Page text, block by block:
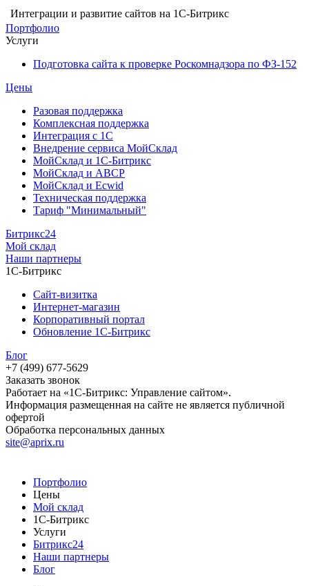
Интеграции и развитие сайтов на 1С-Битрикс
Портфолио
Услуги
Подготовка сайта к проверке Роскомнадзора по ФЗ-152
Цены
Разовая поддержка
Комплексная поддержка
Интеграция с 1С
Внедрение сервиса МойСклад
МойСклад и 1С-Битрикс
МойСклад и ABCP
МойСклад и Ecwid
Техническая поддержка
Тариф "Минимальный"
Битрикс24
Мой склад
Наши партнеры
1С-Битрикс
Сайт-визитка
Интернет-магазин
Корпоративный портал
Обновление 1С-Битрикс
Блог
+7 (499) 677-5629
Заказать звонок
Работает на «1С-Битрикс: Управление сайтом».
Информация размещенная на сайте не является публичной
офертой
Обработка персональных данных
site@aprix.ru
Портфолио
Цены
Мой склад
1С-Битрикс
Услуги
Битрикс24
Наши партнеры
Блог